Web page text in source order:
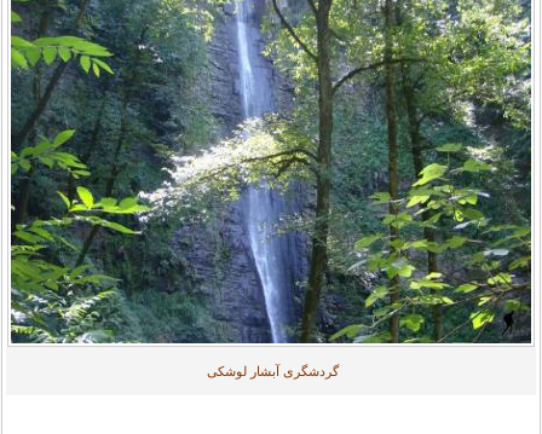
گردشگری آبشار لوشکی